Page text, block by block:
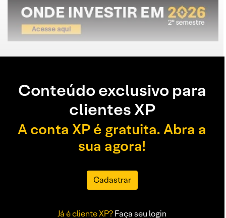
Conteúdo exclusivo para
clientes XP
A conta XP é gratuita. Abra a
sua agora!
Cadastrar
Já é cliente XP?Faça seu login